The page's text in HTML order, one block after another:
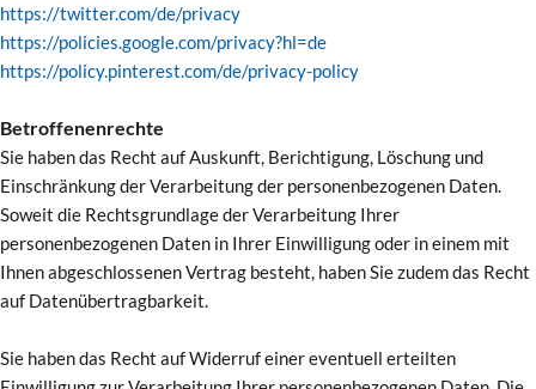
https://twitter.com/de/privacy
https://policies.google.com/privacy?hl=de
https://policy.pinterest.com/de/privacy-policy
Betroffenenrechte
Sie haben das Recht auf Auskunft, Berichtigung, Löschung und
Einschränkung der Verarbeitung der personenbezogenen Daten.
Soweit die Rechtsgrundlage der Verarbeitung Ihrer
personenbezogenen Daten in Ihrer Einwilligung oder in einem mit
Ihnen abgeschlossenen Vertrag besteht, haben Sie zudem das Recht
auf Datenübertragbarkeit.
Sie haben das Recht auf Widerruf einer eventuell erteilten